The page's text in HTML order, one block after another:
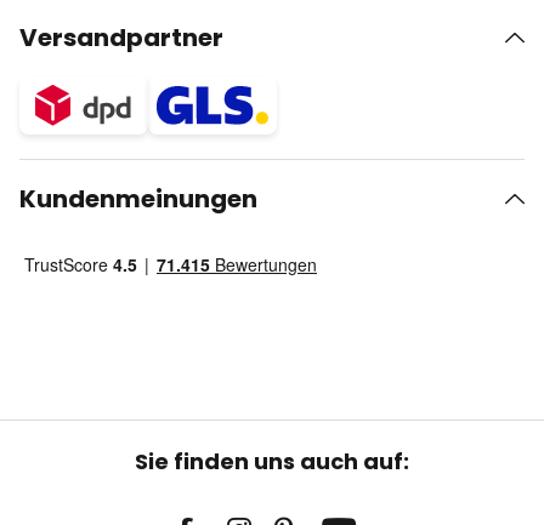
Versandpartner
Kundenmeinungen
Sie finden uns auch auf: